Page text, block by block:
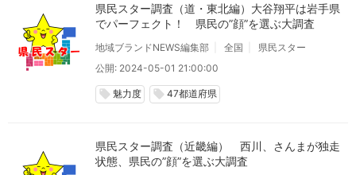
県民スター調査（道・東北編）大谷翔平は岩手県
でパーフェクト！ 県民の”顔”を選ぶ大調査
地域ブランドNEWS編集部 全国
県民スター
公開: 2024-05-01 21:00:00
local_offer 魅力度 local_offer 47都道府県
県民スター調査（近畿編） 西川、さんまが独走
状態、県民の”顔”を選ぶ大調査